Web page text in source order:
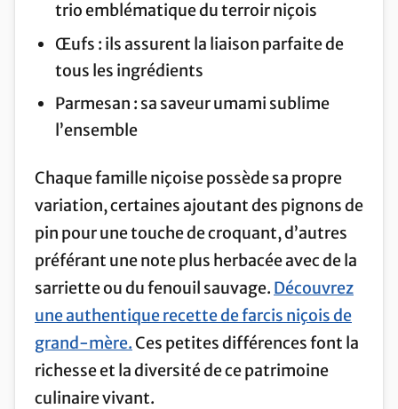
trio emblématique du terroir niçois
Œufs : ils assurent la liaison parfaite de
tous les ingrédients
Parmesan : sa saveur umami sublime
l’ensemble
Chaque famille niçoise possède sa propre
variation, certaines ajoutant des pignons de
pin pour une touche de croquant, d’autres
préférant une note plus herbacée avec de la
sarriette ou du fenouil sauvage. Découvrez
une authentique recette de farcis niçois de
grand-mère.Ces petites différences font la
richesse et la diversité de ce patrimoine
culinaire vivant.